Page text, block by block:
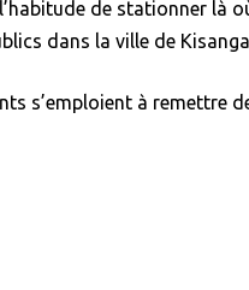
de stationner là
dans la ville de
s’emploient à remettre